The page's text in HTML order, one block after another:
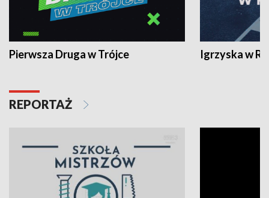
Pierwsza Druga w Trójce Igrzyska w
REPORTAŻ